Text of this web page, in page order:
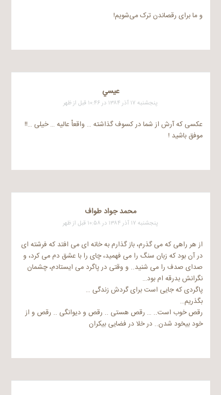
و ما برای رقصاندن ترک می‌شویم!
عيسي
پنجشنبه ۱۷ آذر ۱۳۸۴ در ۱۰:۴۶ قبل از ظهر
عکسی که آرش از شما در کسوف گذاشته … واقعاْ عالیه … خیلی …!!
موفق باشید !
محمد جواد طواف
پنجشنبه ۱۷ آذر ۱۳۸۴ در ۱۰:۵۸ قبل از ظهر
از هر راهی که می گذرم، باز گذارم به خانه ای می افتد که فرشته ای
در آن بود که زبان سنگ را می فهمید، چای را با عشق دم می کرد، و
صدای صدف را می شنید.. و وقتی در پاگرد می ایستادم، چشمان
نگرانش بدرقه ام بود…
پاگردی که جایی است برای گردش زندگی …
بگذریم…
رقص خوب است.. … رقص هستی .. رقص و دیوانگی .. رقص و از
خود بیخود شدن.. در خلا در فضایی بیکران